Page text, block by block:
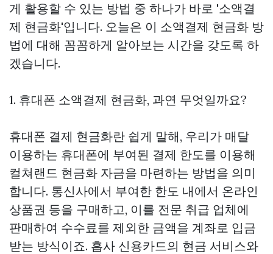
게 활용할 수 있는 방법 중 하나가 바로 '소액결
제 현금화'입니다. 오늘은 이 소액결제 현금화 방
법에 대해 꼼꼼하게 알아보는 시간을 갖도록 하
겠습니다.
1. 휴대폰 소액결제 현금화, 과연 무엇일까요?
휴대폰 결제 현금화란 쉽게 말해, 우리가 매달
이용하는 휴대폰에 부여된 결제 한도를 이용해
컬쳐랜드 현금화 자금을 마련하는 방법을 의미
합니다. 통신사에서 부여한 한도 내에서 온라인
상품권 등을 구매하고, 이를 전문 취급 업체에
판매하여 수수료를 제외한 금액을 계좌로 입금
받는 방식이죠. 흡사 신용카드의 현금 서비스와